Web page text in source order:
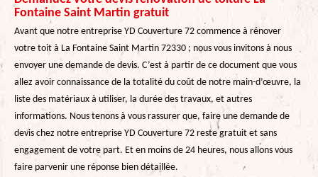
Fontaine Saint Martin gratuit
Avant que notre entreprise YD Couverture 72 commence à rénover
votre toit à La Fontaine Saint Martin 72330 ; nous vous invitons à nous
envoyer une demande de devis. C’est à partir de ce document que vous
allez avoir connaissance de la totalité du coût de notre main-d’œuvre, la
liste des matériaux à utiliser, la durée des travaux, et autres
informations. Nous tenons à vous rassurer que, faire une demande de
devis chez notre entreprise YD Couverture 72 reste gratuit et sans
engagement de votre part. Et en moins de 24 heures, nous allons vous
faire parvenir une réponse bien détaillée.